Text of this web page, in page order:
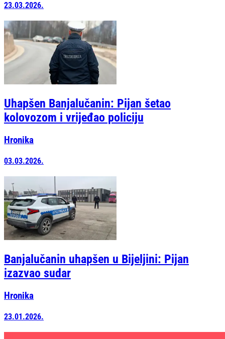
23.03.2026.
Uhapšen Banjalučanin: Pijan šetao
kolovozom i vrijeđao policiju
Hronika
03.03.2026.
Banjalučanin uhapšen u Bijeljini: Pijan
izazvao sudar
Hronika
23.01.2026.